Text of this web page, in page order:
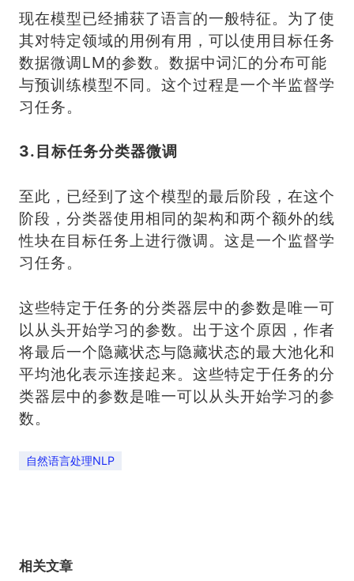
现在模型已经捕获了语言的一般特征。为了使
其对特定领域的用例有用，可以使用目标任务
数据微调LM的参数。数据中词汇的分布可能
与预训练模型不同。这个过程是一个半监督学
习任务。
3.目标任务分类器微调
至此，已经到了这个模型的最后阶段，在这个
阶段，分类器使用相同的架构和两个额外的线
性块在目标任务上进行微调。这是一个监督学
习任务。
这些特定于任务的分类器层中的参数是唯一可
以从头开始学习的参数。出于这个原因，作者
将最后一个隐藏状态与隐藏状态的最大池化和
平均池化表示连接起来。这些特定于任务的分
类器层中的参数是唯一可以从头开始学习的参
数。
自然语言处理NLP
相关文章